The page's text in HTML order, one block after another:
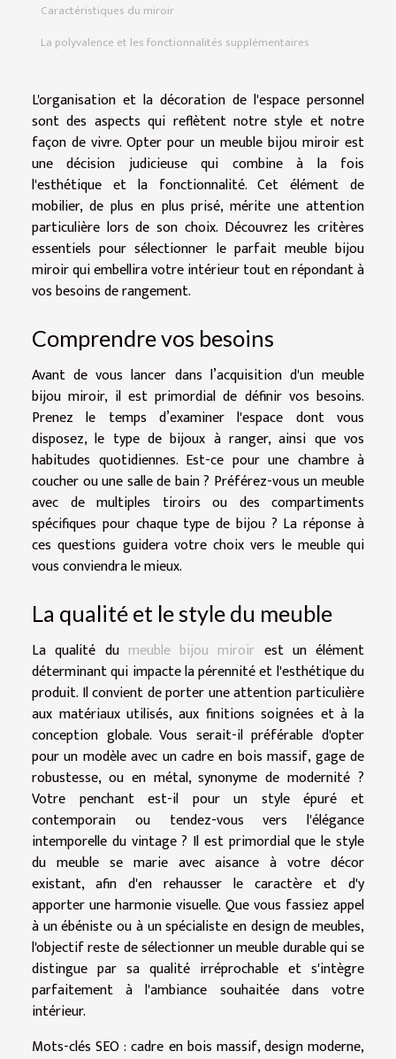
Caractéristiques du miroir
La polyvalence et les fonctionnalités supplémentaires
L'organisation et la décoration de l'espace personnel
sont des aspects qui reflètent notre style et notre
façon de vivre. Opter pour un meuble bijou miroir est
une décision judicieuse qui combine à la fois
l'esthétique et la fonctionnalité. Cet élément de
mobilier, de plus en plus prisé, mérite une attention
particulière lors de son choix. Découvrez les critères
essentiels pour sélectionner le parfait meuble bijou
miroir qui embellira votre intérieur tout en répondant à
vos besoins de rangement.
Comprendre vos besoins
Avant de vous lancer dans l’acquisition d'un meuble
bijou miroir, il est primordial de définir vos besoins.
Prenez le temps d’examiner l'espace dont vous
disposez, le type de bijoux à ranger, ainsi que vos
habitudes quotidiennes. Est-ce pour une chambre à
coucher ou une salle de bain ? Préférez-vous un meuble
avec de multiples tiroirs ou des compartiments
spécifiques pour chaque type de bijou ? La réponse à
ces questions guidera votre choix vers le meuble qui
vous conviendra le mieux.
La qualité et le style du meuble
La qualité du meuble bijou miroir est un élément
déterminant qui impacte la pérennité et l'esthétique du
produit. Il convient de porter une attention particulière
aux matériaux utilisés, aux finitions soignées et à la
conception globale. Vous serait-il préférable d'opter
pour un modèle avec un cadre en bois massif, gage de
robustesse, ou en métal, synonyme de modernité ?
Votre penchant est-il pour un style épuré et
contemporain ou tendez-vous vers l'élégance
intemporelle du vintage ? Il est primordial que le style
du meuble se marie avec aisance à votre décor
existant, afin d'en rehausser le caractère et d'y
apporter une harmonie visuelle. Que vous fassiez appel
à un ébéniste ou à un spécialiste en design de meubles,
l'objectif reste de sélectionner un meuble durable qui se
distingue par sa qualité irréprochable et s'intègre
parfaitement à l'ambiance souhaitée dans votre
intérieur.
Mots-clés SEO : cadre en bois massif, design moderne,